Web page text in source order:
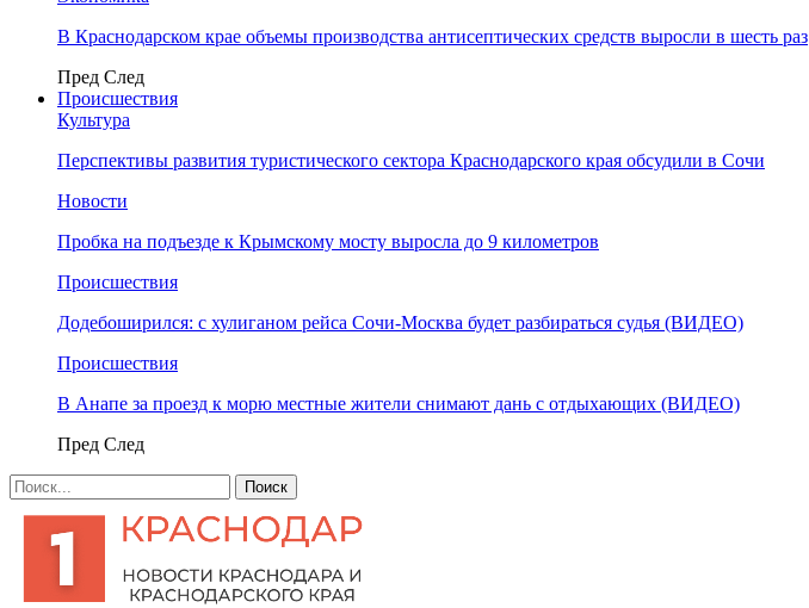
В Краснодарском крае объемы производства антисептических средств выросли в шесть раз
Пред След
Происшествия
Культура
Перспективы развития туристического сектора Краснодарского края обсудили в Сочи
Новости
Пробка на подъезде к Крымскому мосту выросла до 9 километров
Происшествия
Додебоширился: с хулиганом рейса Сочи-Москва будет разбираться судья (ВИДЕО)
Происшествия
В Анапе за проезд к морю местные жители снимают дань с отдыхающих (ВИДЕО)
Пред След